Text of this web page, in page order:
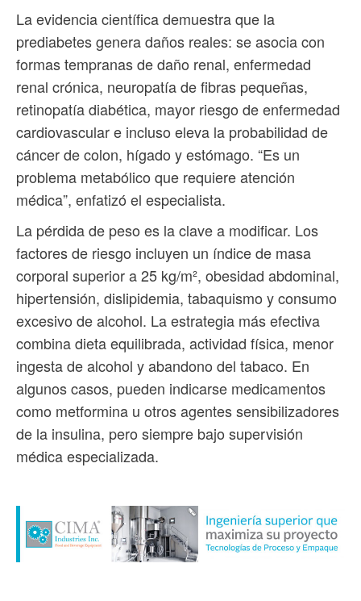
La evidencia científica demuestra que la
prediabetes genera daños reales: se asocia con
formas tempranas de daño renal, enfermedad
renal crónica, neuropatía de fibras pequeñas,
retinopatía diabética, mayor riesgo de enfermedad
cardiovascular e incluso eleva la probabilidad de
cáncer de colon, hígado y estómago. “Es un
problema metabólico que requiere atención
médica”, enfatizó el especialista.
La pérdida de peso es la clave a modificar. Los
factores de riesgo incluyen un índice de masa
corporal superior a 25 kg/m², obesidad abdominal,
hipertensión, dislipidemia, tabaquismo y consumo
excesivo de alcohol. La estrategia más efectiva
combina dieta equilibrada, actividad física, menor
ingesta de alcohol y abandono del tabaco. En
algunos casos, pueden indicarse medicamentos
como metformina u otros agentes sensibilizadores
de la insulina, pero siempre bajo supervisión
médica especializada.